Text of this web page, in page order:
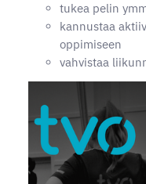
tukea pelin
kannustaa
oppimiseen
vahvistaa